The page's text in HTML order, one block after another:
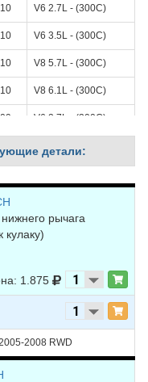
V6 2.7L - (300С)
V6 3.5L - (300С)
V8 5.7L - (300С)
V8 6.1L - (300С)
V6 2.7L - (300С)
V6 2.7L - (300С)
V8 5.7L - (300С)
V8 6.1L - (300С)
V6 2.7L - (300С)
детали:
рычага
кулаку)
1.875
2008 RWD